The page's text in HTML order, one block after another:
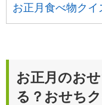
お正月食べ物クイ
お正月のお
る？おせち